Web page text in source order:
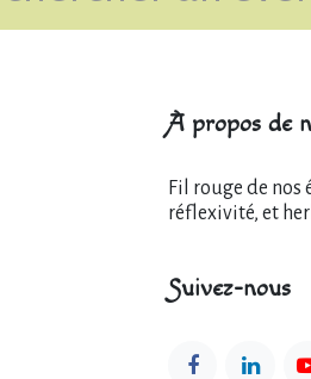
À propos de
Fil rouge de nos
réflexivité, et
Suivez-nous